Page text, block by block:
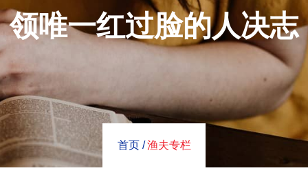
领唯一红过脸的人决志
首页 / 渔夫专栏